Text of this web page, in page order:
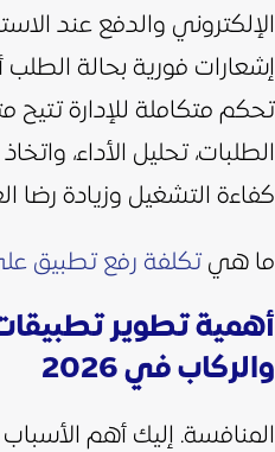
الإلكتروني والدفع عند
إشعارات فورية بحالة الطلب
تحكم متكاملة للإدارة تتيح
الطلبات، تحليل الأداء،
كفاءة التشغيل وزيادة رضا
ما هي تكلفة رفع تطبيق
أهمية تطوير
والركاب في 2026
المنافسة. إليك أهم